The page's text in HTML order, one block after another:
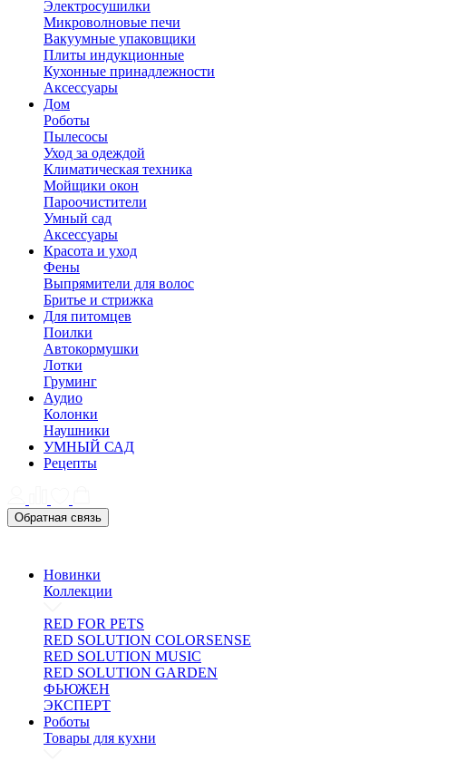
Электросушилки
Микроволновые печи
Вакуумные упаковщики
Плиты индукционные
Кухонные принадлежности
Аксессуары
Дом
Роботы
Пылесосы
Уход за одеждой
Климатическая техника
Мойщики окон
Пароочистители
Умный сад
Аксессуары
Красота и уход
Фены
Выпрямители для волос
Бритье и стрижка
Для питомцев
Поилки
Автокормушки
Лотки
Груминг
Аудио
Колонки
Наушники
УМНЫЙ САД
Рецепты
Обратная связь
Новинки
Коллекции
RED FOR PETS
RED SOLUTION COLORSENSE
RED SOLUTION MUSIC
RED SOLUTION GARDEN
ФЬЮЖЕН
ЭКСПЕРТ
Роботы
Товары для кухни